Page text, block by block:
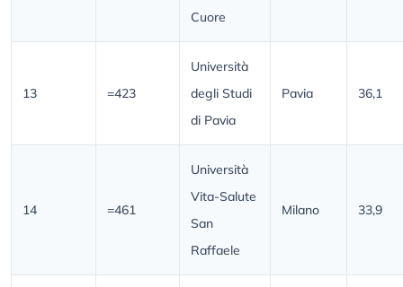
Cuore
13 =423
Università
degli Studi
di Pavia
Pavia 36,1
14 =461
Università
Vita-Salute
San
Raffaele
Milano 33,9